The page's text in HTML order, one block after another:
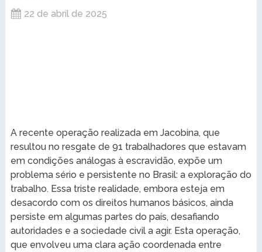
22 de abril de 2025
A recente operação realizada em Jacobina, que
resultou no resgate de 91 trabalhadores que estavam
em condições análogas à escravidão, expõe um
problema sério e persistente no Brasil: a exploração do
trabalho. Essa triste realidade, embora esteja em
desacordo com os direitos humanos básicos, ainda
persiste em algumas partes do país, desafiando
autoridades e a sociedade civil a agir. Esta operação,
que envolveu uma clara ação coordenada entre